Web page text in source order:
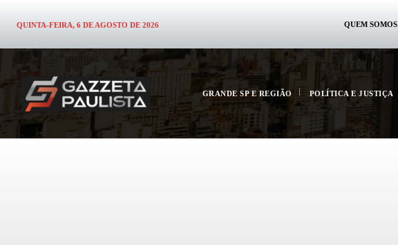
QUINTA-FEIRA, 6 DE AGOSTO DE 2026 QUEM SOMOS
GRANDE SP E REGIÃO POLÍTICA E JUSTIÇA